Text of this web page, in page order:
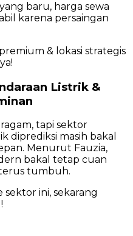
baru, harga sewa
karena persaingan
& lokasi strategis
Listrik &
tapi sektor
diprediksi masih bakal
Menurut Fauzia,
bakal tetap cuan
tumbuh.
ini, sekarang